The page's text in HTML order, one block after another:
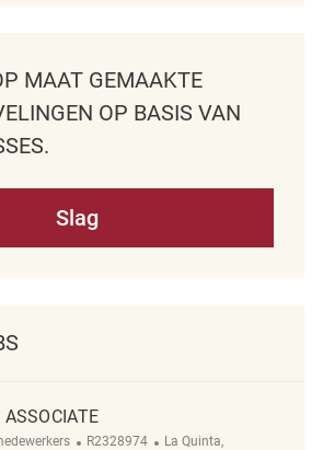
MAAT GEMAAKTE
OP BASIS VAN
Slag
ReqId
R2328974 Plaats
La Quinta,